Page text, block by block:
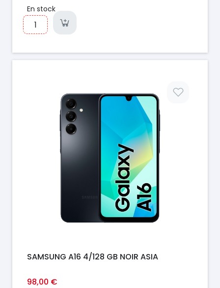
En stock
SAMSUNG A16 4/128 GB NOIR ASIA
98,00 €